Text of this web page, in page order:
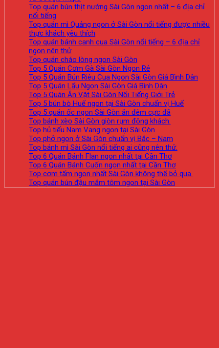
Top quán bún thịt nướng Sài Gòn ngon nhất – 6 địa chỉ
nổi tiếng
Top quán mì Quảng ngon ở Sài Gòn nổi tiếng được nhiều
thực khách yêu thích
Top quán bánh canh cua Sài Gòn nổi tiếng – 6 địa chỉ
ngon nên thử
Top quán cháo lòng ngon Sài Gòn
Top 5 Quán Cơm Gà Sài Gòn Ngon Rẻ
Top 5 Quán Bún Riêu Cua Ngon Sài Gòn Giá Bình Dân
Top 5 Quán Lẩu Ngon Sài Gòn Giá Bình Dân
Top 5 Quán Ăn Vặt Sài Gòn Nổi Tiếng Giới Trẻ
Top 5 bún bò Huế ngon tại Sài Gòn chuẩn vị Huế
Top 5 quán ốc ngon Sài Gòn ăn đêm cực đã
Top bánh xèo Sài Gòn giòn rụm đông khách.
Top hủ tiếu Nam Vang ngon tại Sài Gòn
Top phở ngon ở Sài Gòn chuẩn vị Bắc – Nam
Top bánh mì Sài Gòn nổi tiếng ai cũng nên thử.
Top 6 Quán Bánh Flan ngon nhất tại Cần Thơ
Top 6 Quán Bánh Cuốn ngon nhất tại Cần Thơ
Top cơm tấm ngon nhất Sài Gòn không thể bỏ qua.
Top quán bún đậu mắm tôm ngon tại Sài Gòn